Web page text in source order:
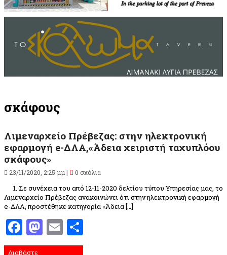
σκάφους
Λιμεναρχείο Πρέβεζας: στην ηλεκτρονική
εφαρμογή e-ΔΛΑ,«Άδεια χειριστή ταχυπλόου
σκάφους»
23/11/2020, 2:25 μμ | 0 σχόλια
1. Σε συνέχεια του από 12-11-2020 δελτίου τύπου Υπηρεσίας μας, το
Λιμεναρχείο Πρέβεζας ανακοινώνει ότι στην ηλεκτρονική εφαρμογή
e-ΔΛΑ, προστέθηκε κατηγορία «Άδεια […]
Facebook
Mastodon
Email
Διαβάστε